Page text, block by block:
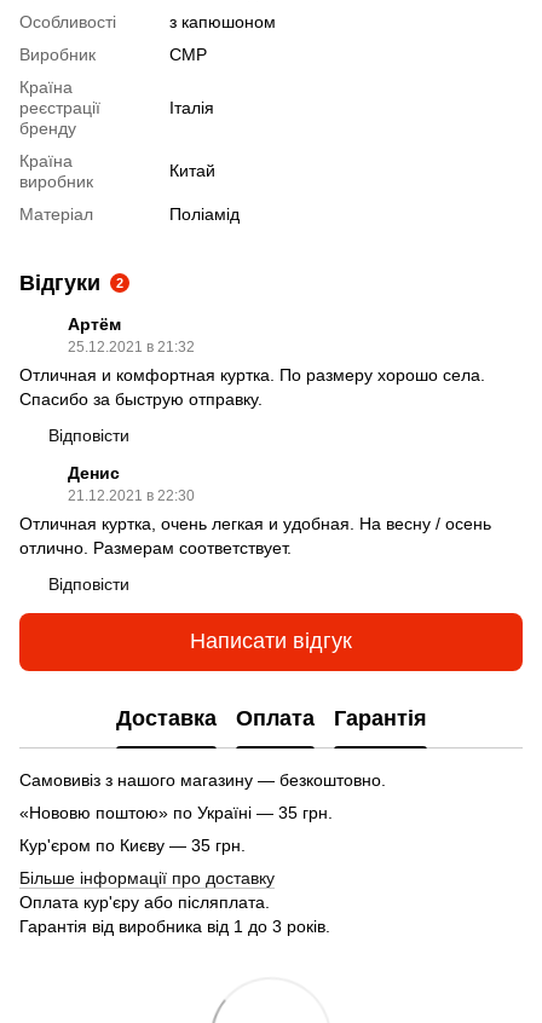
Особливості
з капюшоном
Виробник
CMP
Країна
реєстрації
бренду
Італія
Країна
виробник
Китай
Матеріал Поліамід
Відгуки 2
Артём
25.12.2021 в 21:32
Отличная и комфортная куртка. По размеру хорошо села.
Спасибо за быструю отправку.
Відповісти
Денис
21.12.2021 в 22:30
Отличная куртка, очень легкая и удобная. На весну / осень
отлично. Размерам соответствует.
Відповісти
Написати відгук
Доставка Оплата Гарантія
Самовивіз з нашого магазину — безкоштовно.
«Нововю поштою» по Україні — 35 грн.
Кур'єром по Києву — 35 грн.
Більше інформації про доставку
Оплата кур'єру або післяплата.
Гарантія від виробника від 1 до 3 років.